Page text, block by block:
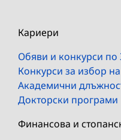
Кариери
Обяви и конкурси по
Конкурси за избор
Академични
Докторски програми
Финансова и